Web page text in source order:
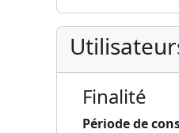
Finalité
Période de